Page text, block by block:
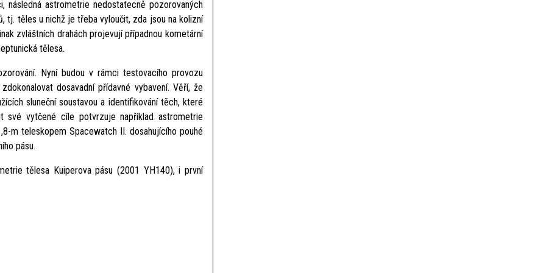
astrometrie nedostatecně pozorovaných
tj. těles u nichž je třeba vyloučit, zda jsou na kolizní
zvláštních drahách projevují případnou kometární
tělesa.
Nyní budou v rámci testovacího provozu
dosavadní přídavné vybavení. Věří, že
sluneční soustavou a identifikování těch, které
vytčené cíle potvrzuje například astrometrie
m teleskopem Spacewatch II. dosahujícího pouhé
pásu.
tělesa Kuiperova pásu (2001 YH140), i první